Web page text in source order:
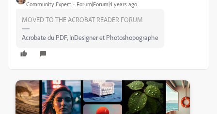
Community Expert Forum|Forum|4 years ago
MOVED TO THE ACROBAT READER FORUM
Acrobate du PDF, InDesigner et Photoshopographe